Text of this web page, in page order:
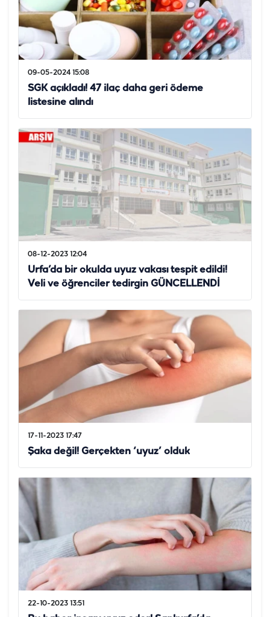
09-05-2024 15:08
SGK açıkladı! 47 ilaç daha geri ödeme
listesine alındı
08-12-2023 12:04
Urfa’da bir okulda uyuz vakası tespit edildi!
Veli ve öğrenciler tedirgin GÜNCELLENDİ
17-11-2023 17:47
Şaka değil! Gerçekten ‘uyuz’ olduk
22-10-2023 13:51